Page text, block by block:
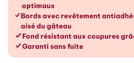
optimaux
Bords avec revêtement
aisé du gâteau
Fond résistant aux coupures
Garanti sans fuite